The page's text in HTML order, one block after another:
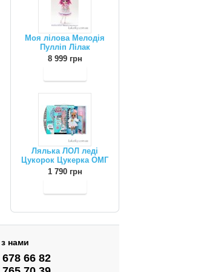
Моя лілова Мелодія
Пулліп Лілак
8 999 грн
Лялька ЛОЛ леді
Цукорок Цукерка ОМГ
1 790 грн
з нами
66 82